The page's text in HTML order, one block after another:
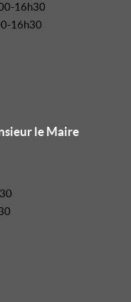
16h30
16h30
le Maire